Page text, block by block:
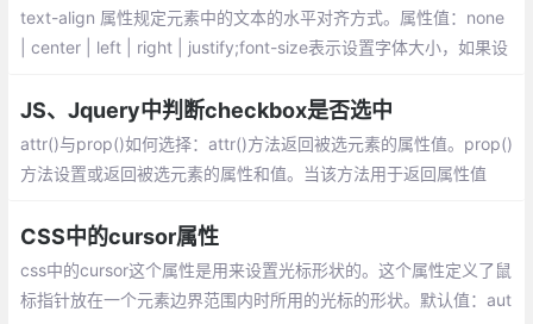
text-align 属性规定元素中的文本的水平对齐方式。属性值：none
| center | left | right | justify;font-size表示设置字体大小，如果设
JS、Jquery中判断checkbox是否选中
attr()与prop()如何选择：attr()方法返回被选元素的属性值。prop()
方法设置或返回被选元素的属性和值。当该方法用于返回属性值
为匹配元素集合设置一个或多个属性/值对。
CSS中的cursor属性
css中的cursor这个属性是用来设置光标形状的。这个属性定义了鼠
标指针放在一个元素边界范围内时所用的光标的形状。默认值：aut